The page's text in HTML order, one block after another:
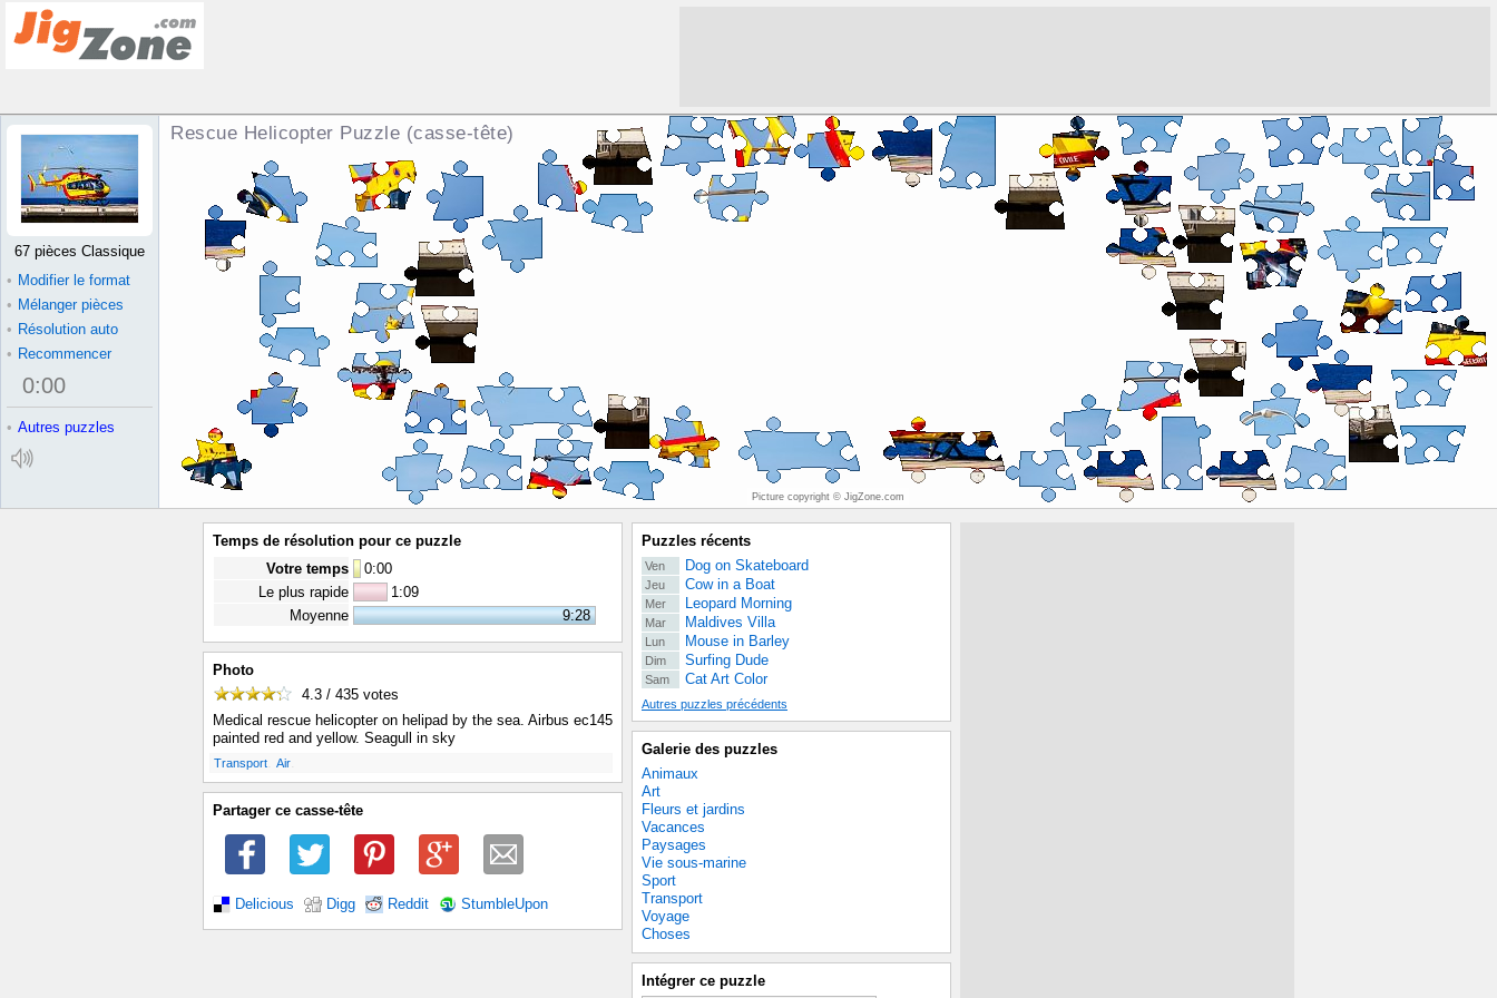
Rescue Helicopter Puzzle (casse-tête)
Picture copyright © JigZone.com
67 pièces Classique
• Modifier le format
• Mélanger pièces
• Résolution auto
• Recommencer
0:00
• Autres puzzles
Temps de résolution pour ce puzzle
Votre temps
0:00
Le plus rapide
1:09
Moyenne
9:28
Photo
4.3 / 435 votes
Medical rescue helicopter on helipad by the sea. Airbus ec145
painted red and yellow. Seagull in sky
Transport Air
Partager ce casse-tête
Delicious Digg Reddit StumbleUpon
Puzzles récents
Ven Dog on Skateboard
Jeu Cow in a Boat
Mer Leopard Morning
Mar Maldives Villa
Lun Mouse in Barley
Dim Surfing Dude
Sam Cat Art Color
Autres puzzles précédents
Galerie des puzzles
Animaux
Art
Fleurs et jardins
Vacances
Paysages
Vie sous-marine
Sport
Transport
Voyage
Choses
Intégrer ce puzzle